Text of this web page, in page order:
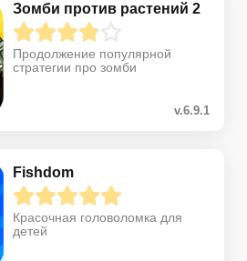
Зомби против растений 2
Продолжение популярной
стратегии про зомби
v.6.9.1
Fishdom
Красочная головоломка для
детей